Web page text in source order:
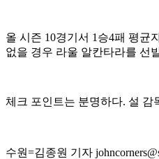
올 시즌 10경기서 1승4패 평균
없을 경우 라울 알칸타라를 선
체크 포인트는 분명하다. 설 감
수원=김종원 기자